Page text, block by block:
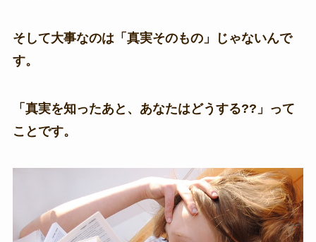
そして大事なのは「真実そのもの」じゃないんで
す。
「真実を知ったあと、あなたはどうする??」って
ことです。